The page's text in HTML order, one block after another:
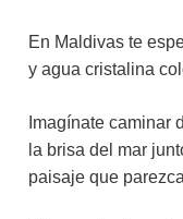
En Maldivas te
y agua cristalina
Imagínate caminar
la brisa del mar
paisaje que